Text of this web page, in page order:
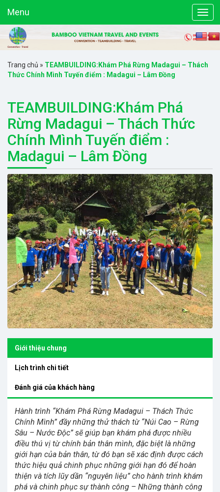
Menu
Trang chủ » TEAMBUILDING:Khám Phá Rừng Madagui – Thách
Thức Chính Mình Tuyến điểm : Madagui – Lâm Đồng
TEAMBUILDING:Khám Phá
Rừng Madagui – Thách Thức
Chính Mình Tuyến điểm :
Madagui – Lâm Đồng
Giới thiệu chung
Lịch trình chi tiết
Đánh giá của khách hàng
Hành trình “Khám Phá Rừng Madagui – Thách Thức
Chính Mình” đầy những thử thách từ “Núi Cao – Rừng
Sâu – Nước Độc” sẽ giúp bạn khám phá được nhiều
điều thú vị từ chính bản thân mình, đặc biệt là những
giới hạn của bản thân, từ đó bạn sẽ xác định được cách
thức hiệu quả chinh phục những giới hạn đó để hoàn
thiện và tích lũy dần “nguyên liệu” cho hành trình khám
phá và chinh phục sự thành công – Những thành công